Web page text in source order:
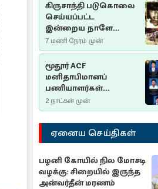
கிருசாந்தி படுகொலை
செய்யப்பட்ட
இன்றைய நாளே
செம்மணி
இனப்படுகொலை
தினம்…!
7 மணி நேரம் முன்
மூதூர் ACF
மனிதாபிமானப்
பணியாளர்கள்
படுகொலை (2006): 20
ஆண்டுகளாகியும் நீதி
மறுக்கப்பட்ட
மனிதாபிமானப்
பேரவலம்
2 நாட்கள் முன்
ஏனைய செய்திகள்
பழனி கோயில் நில மோசடி
வழக்கு: சிறையில் இருந்த
அன்வர்தீன் மரணம்